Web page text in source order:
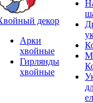
декор
Арки
хвойные
Гирлянды
хвойные